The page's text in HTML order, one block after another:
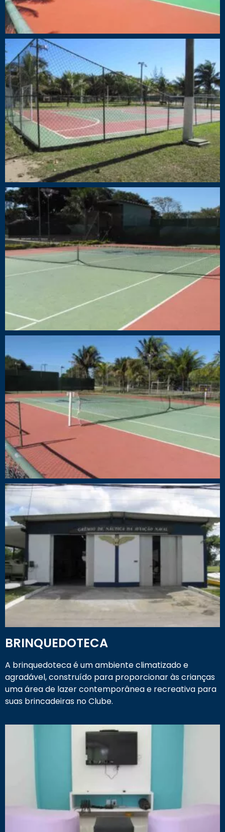
BRINQUEDOTECA
A brinquedoteca é um ambiente climatizado e
agradável, construído para proporcionar às crianças
uma área de lazer contemporânea e recreativa para
suas brincadeiras no Clube.